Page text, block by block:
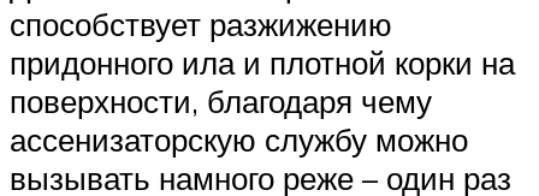
способствует разжижению
придонного ила и плотной корки на
поверхности, благодаря чему
ассенизаторскую службу можно
вызывать намного реже – один раз